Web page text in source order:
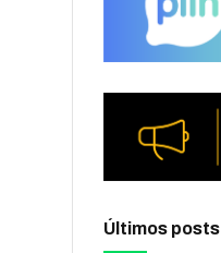
Últimos posts